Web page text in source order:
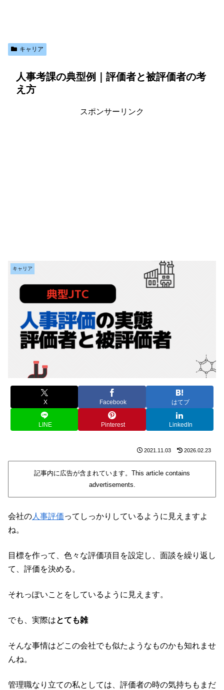
キャリア
人事考課の典型例｜評価者と被評価者の考
え方
スポンサーリンク
キャリア
X Facebook はてブ
LINE Pinterest LinkedIn
2021.11.03 2026.02.23
記事内に広告が含まれています。This article contains
advertisements.
会社の人事評価ってしっかりしているように見えますよ
ね。
目標を作って、色々な評価項目を設定し、面談を繰り返し
て、評価を決める。
それっぽいことをしているように見えます。
でも、実際はとても雑
そんな事情はどこの会社でも似たようなものかも知れませ
んね。
管理職なり立ての私としては、評価者の時の気持ちもまだ